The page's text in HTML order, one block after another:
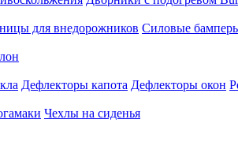
для внедорожников Силовые
Дефлекторы капота Дефлекторы окон
Чехлы на сиденья